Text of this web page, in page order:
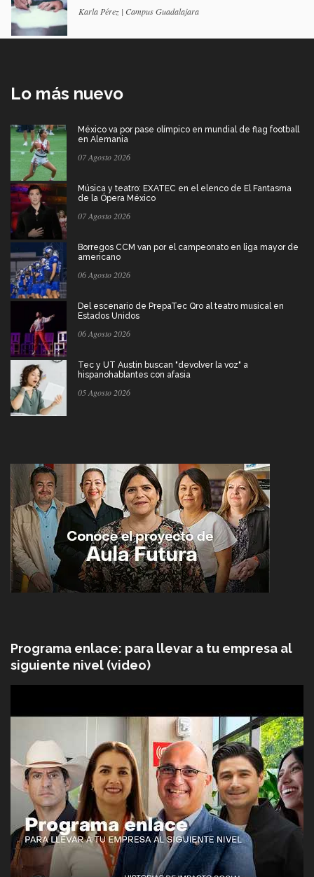
Karla Pérez | Campus Guadalajara
Lo más nuevo
México va por pase olímpico en mundial de flag football
en Alemania
07 Agosto 2026
Música y teatro: EXATEC en el elenco de El Fantasma
de la Ópera México
07 Agosto 2026
Borregos CCM van por el campeonato en liga mayor de
americano
06 Agosto 2026
Del escenario de PrepaTec Qro al teatro musical en
Estados Unidos
06 Agosto 2026
Tec y UT Austin buscan "devolver la voz" a
hispanohablantes con afasia
05 Agosto 2026
Programa enlace: para llevar a tu empresa al
siguiente nivel (video)